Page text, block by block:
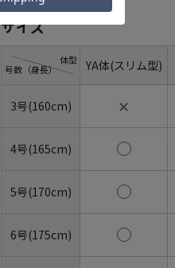
サイズ
号数（身長）
体型 YA体(スリム型)
3号(160cm) ✕
4号(165cm)
5号(170cm)
6号(175cm)